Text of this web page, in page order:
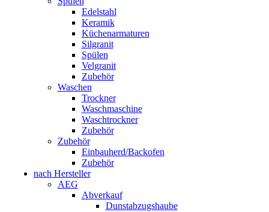
Edelstahl
Keramik
Küchenarmaturen
Silgranit
Spülen
Velgranit
Zubehör
Waschen
Trockner
Waschmaschine
Waschtrockner
Zubehör
Zubehör
Einbauherd/Backofen
Zubehör
nach Hersteller
AEG
Abverkauf
Dunstabzugshaube